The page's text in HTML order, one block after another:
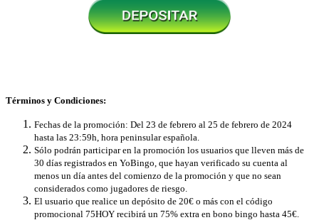
Términos y Condiciones:
Fechas de la promoción: Del 23 de febrero al 25 de febrero de 2024
hasta las 23:59h, hora peninsular española.
Sólo podrán participar en la promoción los usuarios que lleven más de
30 días registrados en YoBingo, que hayan verificado su cuenta al
menos un día antes del comienzo de la promoción y que no sean
considerados como jugadores de riesgo.
El usuario que realice un depósito de 20€ o más con el código
promocional 75HOY recibirá un 75% extra en bono bingo hasta 45€.